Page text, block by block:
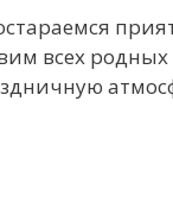
всех родных